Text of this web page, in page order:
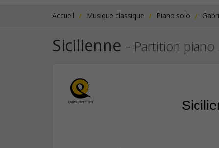
Accueil Musique classique Piano solo
Sicilienne - Partition piano